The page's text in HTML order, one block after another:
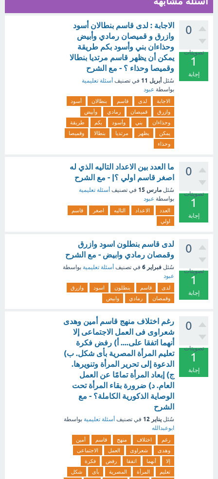
0
تصويتات
1
إجابة
الاجابة : لدى قاسم بنطالان أسود
وازرق و قميصان رمادي وأبيض
وحذاءان بني وأسود بكم طريقة
يمكن أن يظهر قاسم مرتديا بنطالا
وقميصا وحذاء ؟ - مع الشرح
سُئل أبريل 11 في تصنيف أسئلة تعليمية
بواسطة عبود
الاجابة لدى قاسم بنطالان
أسود
وازرق
قميصان رمادي
وأبيض
وحذاءان
بني وأسود بكم
طريقة
يمكن
يظهر مرتديا بنطالا
وقميصا
وحذاء
0
تصويتات
1
إجابة
ما العدد بين الاعداد التاليه الذي له
اصغر قاسم اولي ؟| - مع الشرح
سُئل مارس 15 في تصنيف أسئلة تعليمية
بواسطة عبود
العدد الاعداد التاليه اصغر
قاسم
اولي
0
تصويتات
1
إجابة
لدى قاسم بنطلون اسود وازرق
وقمصان رمادي وابيض - مع الشرح
سُئل فبراير 6 في تصنيف أسئلة تعليمية بواسطة
عبود
لدى قاسم بنطلون اسود
وازرق
وقمصان
رمادي وابيض
0
تصويتات
1
إجابة
رغم اختلاف منهج قاسم أمين وهدى
شعراوى فى العمل الاجتماعى إلا
أنهما اتفقا على.... أ) رفض فكرة
تعليم المرأة المصرية بأى شكل. ب)
الدعوة إلى تحرير المرأة وتنويرها.
ج) إبعاد المرأة تمامًا عن العمل
العام. د) ضرورة بقاء المرأة تحت
الوصاية الذكورية الكاملة؟ - مع
الشرح
سُئل يناير 12 في تصنيف أسئلة تعليمية بواسطة
ابوعبدالله
رغم اختلاف منهج قاسم
أمين
وهدى
شعراوى العمل
الاجتماعى
إلا
أنهما اتفقا رفض
فكرة
تعليم
المرأة المصرية بأى
شكل